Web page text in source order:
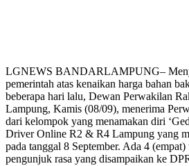
LGNEWS BANDARLAMPUNG–
pemerintah atas kenaikan harga bahan
beberapa hari lalu, Dewan Perwakilan
Lampung, Kamis (08/09), menerima
dari kelompok yang menamakan diri
Driver Online R2 & R4 Lampung yang
pada tanggal 8 September. Ada 4
pengunjuk rasa yang disampaikan ke